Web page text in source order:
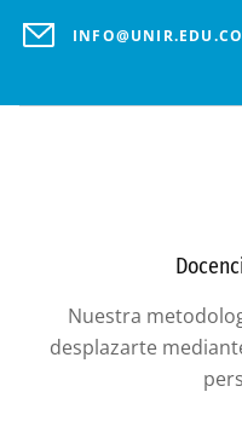
INFO@UNIR.EDU.CO
Nuestra
desplazarte